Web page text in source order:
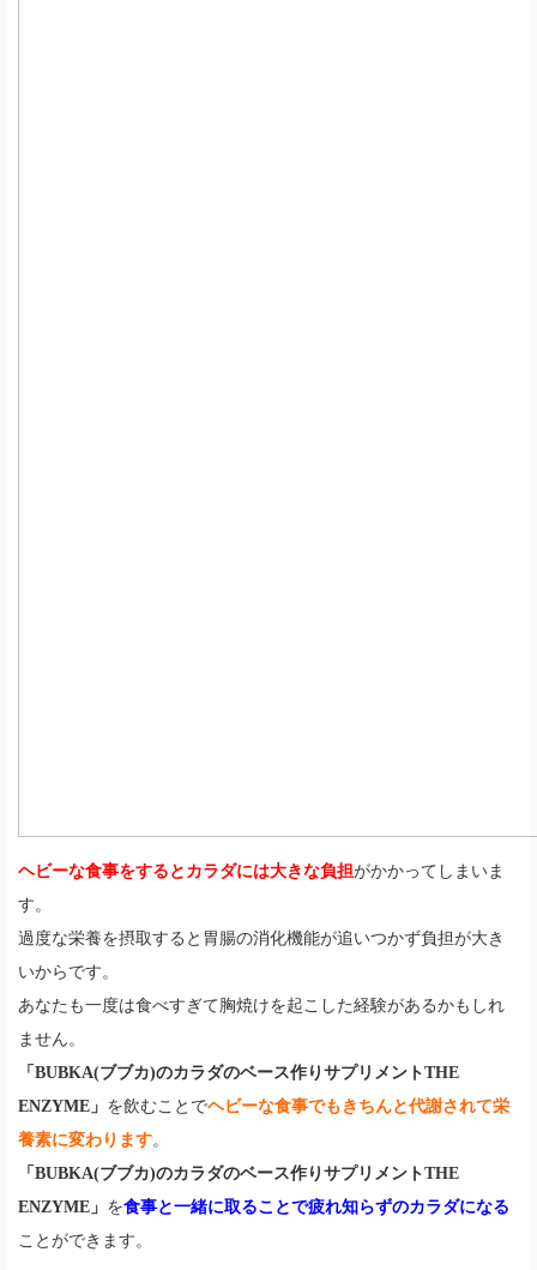
ヘビーな食事をするとカラダには大きな負担がかかってしまいま
す。
過度な栄養を摂取すると胃腸の消化機能が追いつかず負担が大き
いからです。
あなたも一度は食べすぎて胸焼けを起こした経験があるかもしれ
ません。
「BUBKA(ブブカ)のカラダのベース作りサプリメントTHE
ENZYME」 を飲むことでヘビーな食事でもきちんと代謝されて栄
養素に変わります。
「BUBKA(ブブカ)のカラダのベース作りサプリメントTHE
ENZYME」 を食事と一緒に取ることで疲れ知らずのカラダになる
ことができます。